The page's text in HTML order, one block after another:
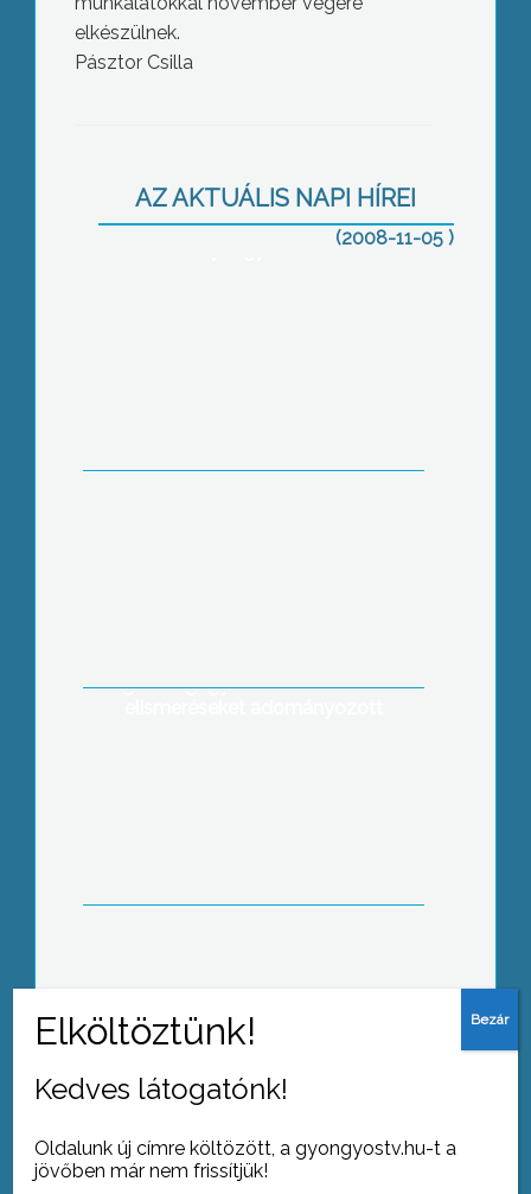
elkészülnek.
Pásztor Csilla
AZ AKTUÁLIS NAPI HÍREI
(2008-11-05 )
Mint arról már korábban
beszámoltunk, augusztus óta újra el
kíván szakadni Mátrafüred
egészségügyi miniszter szakmai
Tovább az archívumra
Kedves látogatónk!
Oldalunk új címre költözött, a gyongyostv.hu-t a
jövőben már nem frissítjük!